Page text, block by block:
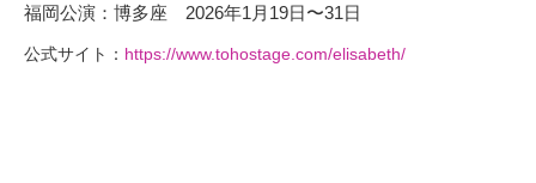
福岡公演：博多座 2026年1月19日〜31日
公式サイト： https://www.tohostage.com/elisabeth/